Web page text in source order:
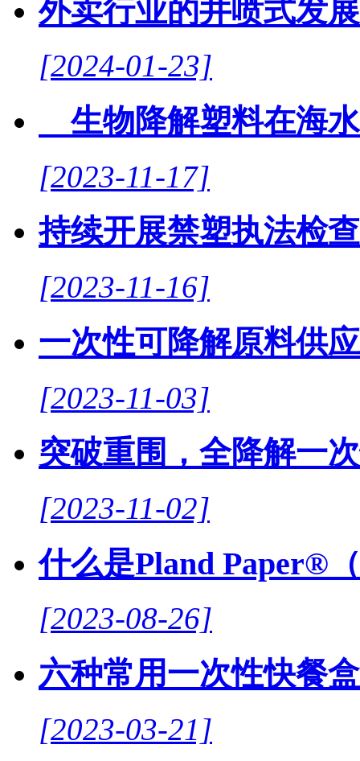
外卖行业的井喷式发
[2024-01-23]
生物降解塑料在海
[2023-11-17]
持续开展禁塑执法检
[2023-11-16]
一次性可降解原料供
[2023-11-03]
突破重围，全降解一
[2023-11-02]
什么是Pland Paper®
[2023-08-26]
六种常用一次性快餐
[2023-03-21]